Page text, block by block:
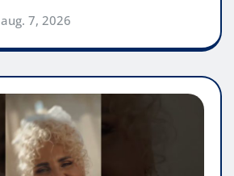
aug. 7, 2026